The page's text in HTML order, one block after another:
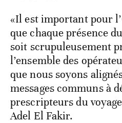
«Il est important pour
que chaque présence
soit scrupuleusement
l’ensemble des
que nous soyons
messages communs à
prescripteurs du
Adel El Fakir.